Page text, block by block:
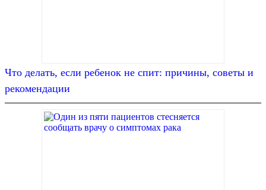
Что делать, если ребенок не спит: причины, советы и
рекомендации